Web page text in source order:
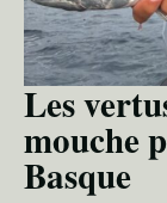
Les
mouche
Basque